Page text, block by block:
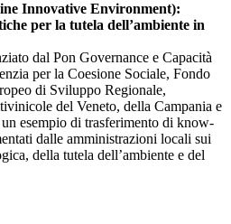
Innovative Environment):
per la tutela dell’ambiente in
dal Pon Governance e Capacità
per la Coesione Sociale, Fondo
di Sviluppo Regionale,
del Veneto, della Campania e
esempio di trasferimento di know-
dalle amministrazioni locali sui
della tutela dell’ambiente e del